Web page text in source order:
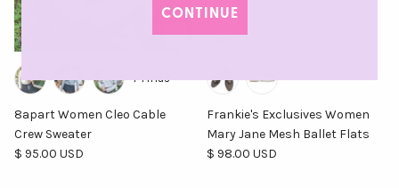
8apart Women Cleo Cable
Crew Sweater
Precio normal
$ 95.00 USD
+ 1 más
Frankie's Exclusives Women
Mary Jane Mesh Ballet Flats
Precio normal
$ 98.00 USD
CONTINUE